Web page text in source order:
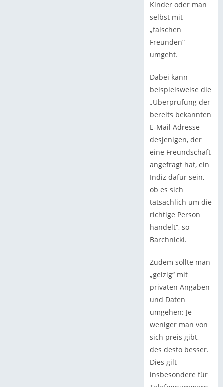
Kinder oder man
selbst mit
„falschen
Freunden“
umgeht.
Dabei kann
beispielsweise die
„Überprüfung der
bereits bekannten
E-Mail Adresse
desjenigen, der
eine Freundschaft
angefragt hat, ein
Indiz dafür sein,
ob es sich
tatsächlich um die
richtige Person
handelt“, so
Barchnicki.
Zudem sollte man
„geizig“ mit
privaten Angaben
und Daten
umgehen: Je
weniger man von
sich preis gibt,
des desto besser.
Dies gilt
insbesondere für